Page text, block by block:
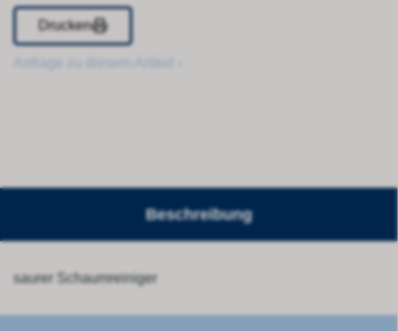
Drucken
Anfrage zu diesem Artikel ›
Beschreibung
saurer Schaumreiniger